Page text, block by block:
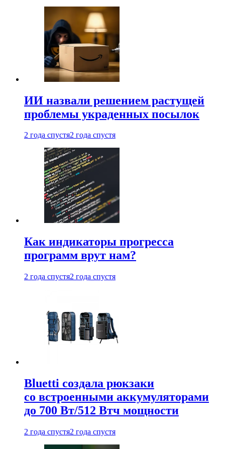
ИИ назвали решением растущей
проблемы украденных посылок
2 года спустя2 года спустя
Как индикаторы прогресса
программ врут нам?
2 года спустя2 года спустя
Bluetti создала рюкзаки
со встроенными аккумуляторами
до 700 Вт/512 Втч мощности
2 года спустя2 года спустя